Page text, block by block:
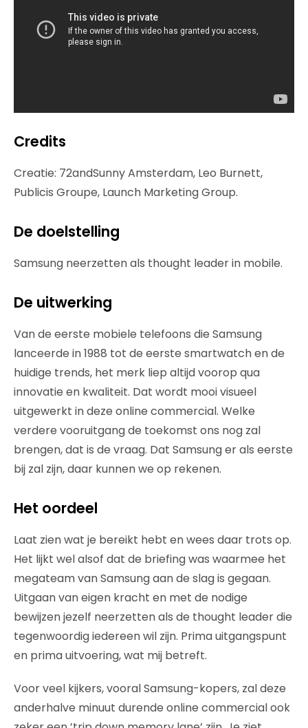
Credits
Creatie: 72andSunny Amsterdam, Leo Burnett,
Publicis Groupe, Launch Marketing Group.
De doelstelling
Samsung neerzetten als thought leader in mobile.
De uitwerking
Van de eerste mobiele telefoons die Samsung
lanceerde in 1988 tot de eerste smartwatch en de
huidige trends, het merk liep altijd voorop qua
innovatie en kwaliteit. Dat wordt mooi visueel
uitgewerkt in deze online commercial. Welke
verdere vooruitgang de toekomst ons nog zal
brengen, dat is de vraag. Dat Samsung er als eerste
bij zal zijn, daar kunnen we op rekenen.
Het oordeel
Laat zien wat je bereikt hebt en wees daar trots op.
Het lijkt wel alsof dat de briefing was waarmee het
megateam van Samsung aan de slag is gegaan.
Uitgaan van eigen kracht en met de nodige
bewijzen jezelf neerzetten als de thought leader die
tegenwoordig iedereen wil zijn. Prima uitgangspunt
en prima uitvoering, wat mij betreft.
Voor veel kijkers, vooral Samsung-kopers, zal deze
anderhalve minuut durende online commercial ook